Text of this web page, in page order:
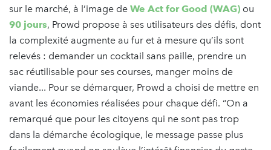
sur le marché, à l’image de We Act for Good (WAG) ou
90 jours, Prowd propose à ses utilisateurs des défis, dont
la complexité augmente au fur et à mesure qu’ils sont
relevés : demander un cocktail sans paille, prendre un
sac réutilisable pour ses courses, manger moins de
viande... Pour se démarquer, Prowd a choisi de mettre en
avant les économies réalisées pour chaque défi. “On a
remarqué que pour les citoyens qui ne sont pas trop
dans la démarche écologique, le message passe plus